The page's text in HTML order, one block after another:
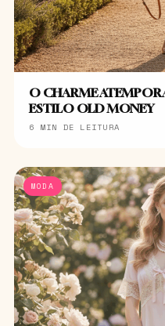
O CHARME
ESTILO OLD MONEY
6 MIN DE LEITURA
MODA